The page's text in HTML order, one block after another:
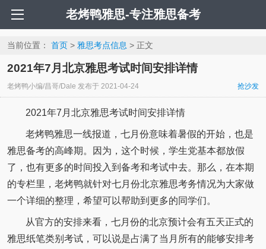
老烤鸭雅思-专注雅思备考
当前位置： 首页> 雅思考点信息 > 正文
2021年7月北京雅思考试时间安排详情
老烤鸭小编/昌哥/Dale 发布于 2021-04-24 抢沙发
2021年7月北京雅思考试时间安排详情
老烤鸭雅思一线报道，七月份意味着暑假的开始，也是
雅思备考的高峰期。因为，这个时候，学生党基本都放假
了，也有更多的时间投入到备考和考试中去。那么，在本期
的专栏里，老烤鸭就针对七月份北京雅思考务情况为大家做
一个详细的整理，希望可以帮助到更多的同学们。
从官方的安排来看，七月份的北京预计会有五天正式的
雅思纸笔类别考试，可以说是占满了当月所有的能够安排考